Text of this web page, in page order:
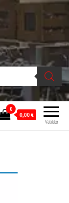
on vaihtoehtomusaan
verkko- sekä
Helsingissä Kallion
Valikko
0
0,00€